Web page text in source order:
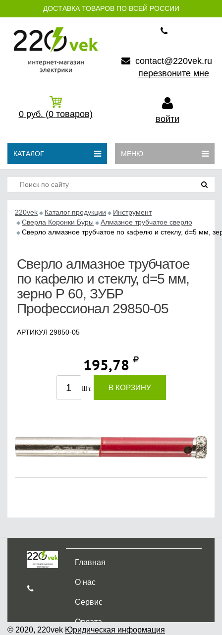
ДОСТАВКА ТОВАРОВ ПО ВСЕЙ РОССИИ
contact@220vek.ru
перезвоните мне
0 руб. (0 товаров) войти
КАТАЛОГ МЕНЮ
220vek Каталог продукции
Инструмент
Сверла Коронки Буры
Алмазное трубчатое сверло
Сверло алмазное трубчатое по кафелю и стеклу, d=5 мм,
Сверло алмазное трубчатое
по кафелю и стеклу, d=5 мм,
зерно Р 60, ЗУБР
Профессионал 29850-05
АРТИКУЛ 29850-05
195,78
Шт. В КОРЗИНУ
Главная
О нас
Сервис
Оплата
© 2020, 220vek Юридическая информация